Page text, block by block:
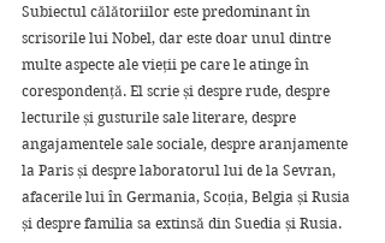
Subiectul călătoriilor este predominant în
scrisorile lui Nobel, dar este doar unul dintre
multe aspecte ale vieţii pe care le atinge în
corespondenţă. El scrie și despre rude, despre
lecturile și gusturile sale literare, despre
angajamentele sale sociale, despre aranjamente
la Paris și despre laboratorul lui de la Sevran,
afacerile lui în Germania, Scoția, Belgia și Rusia
și despre familia sa extinsă din Suedia și Rusia.